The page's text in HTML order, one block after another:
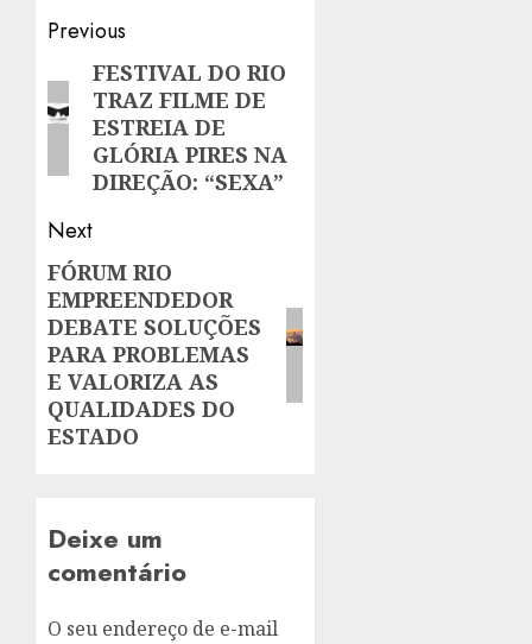
Post
navigation
Previous
Previous
post:
FESTIVAL DO RIO
TRAZ FILME DE
ESTREIA DE
GLÓRIA PIRES NA
DIREÇÃO: “SEXA”
Next
Next
post:
FÓRUM RIO
EMPREENDEDOR
DEBATE SOLUÇÕES
PARA PROBLEMAS
E VALORIZA AS
QUALIDADES DO
ESTADO
Deixe um
comentário
O seu endereço de e-mail